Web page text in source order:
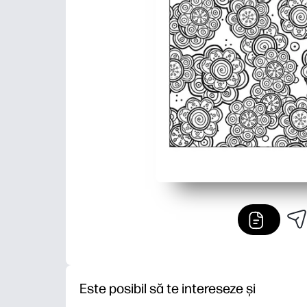
Este posibil să te intereseze și